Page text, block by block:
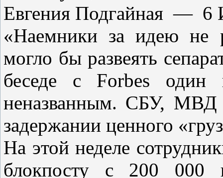
Евгения Подгайная — 6
«Наемники за идею не
могло бы развеять
беседе с Forbes один
неназванным. СБУ, МВД
задержании ценного
На этой неделе
блокпосту с 200 000